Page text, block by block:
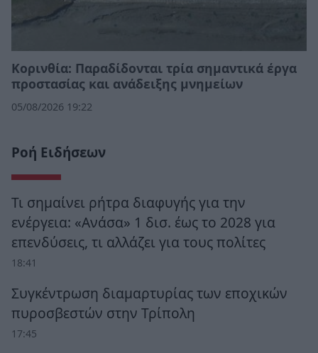
Κορινθία: Παραδίδονται τρία σημαντικά έργα
προστασίας και ανάδειξης μνημείων
05/08/2026 19:22
Ροή Ειδήσεων
Τι σημαίνει ρήτρα διαφυγής για την
ενέργεια: «Ανάσα» 1 δισ. έως το 2028 για
επενδύσεις, τι αλλάζει για τους πολίτες
18:41
Συγκέντρωση διαμαρτυρίας των εποχικών
πυροσβεστών στην Τρίπολη
17:45